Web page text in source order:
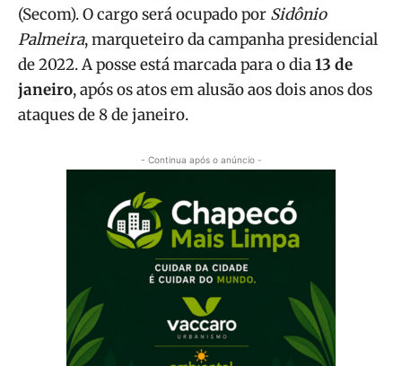
(Secom). O cargo será ocupado por Sidônio
Palmeira, marqueteiro da campanha presidencial
de 2022. A posse está marcada para o dia13 de
janeiro, após os atos em alusão aos dois anos dos
ataques de 8 de janeiro.
- Continua após o anúncio -